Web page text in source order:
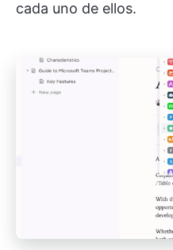
cada uno de ellos.